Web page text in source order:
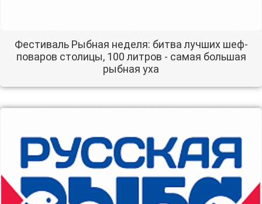
Фестиваль Рыбная неделя: битва лучших шеф-
поваров столицы, 100 литров - самая большая
рыбная уха